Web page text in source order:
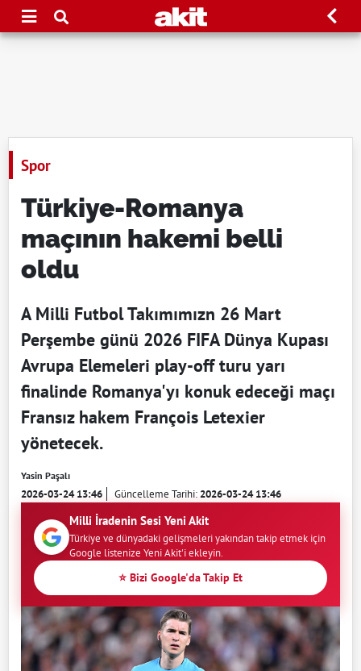
Spor
Türkiye-Romanya
maçının hakemi belli
oldu
A Milli Futbol Takımımızn 26 Mart
Perşembe günü 2026 FIFA Dünya Kupası
Avrupa Elemeleri play-off turu yarı
finalinde Romanya'yı konuk edeceği maçı
Fransız hakem François Letexier
yönetecek.
Yasin Paşalı
2026-03-24 13:46 Güncelleme Tarihi:2026-03-24 13:46
Milli İradenin Sesi Yeni Akit
Türkiye ve dünyadaki gelişmeleri yakından takip etmek için
Google listenize Yeni Akit'i ekleyin.
⭐ Bizi Google'da Takip Et